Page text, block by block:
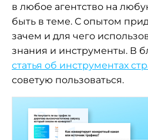
в любое агентство на
быть в теме. С опытом
зачем и для чего
знания и инструменты. В
статья об инструментах
советую пользоваться.